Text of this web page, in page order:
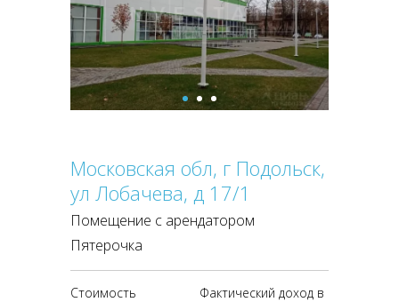
Магнолия
Город Столиц,
Северный блок
Город Столиц,
Южный блок
Московская обл, г Подольск,
ул Лобачева, д 17/1
Помещение с арендатором
Пятерочка
Стоимость
Фактический доход в